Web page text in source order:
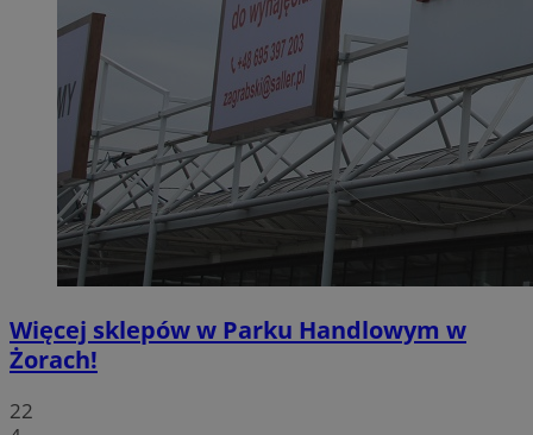
Więcej sklepów w Parku Handlowym w
Żorach!
22